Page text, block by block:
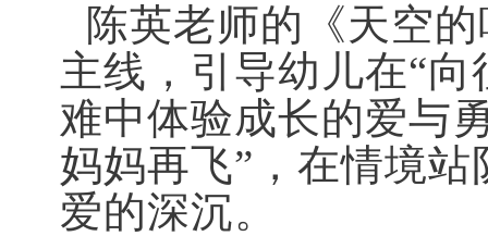
陈英老师的《天空
主线，引导幼儿在“
难中体验成长的爱与
妈妈再飞”，在情境
爱的深沉。